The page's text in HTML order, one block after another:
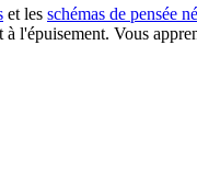
et les schémas de pensée
Vous